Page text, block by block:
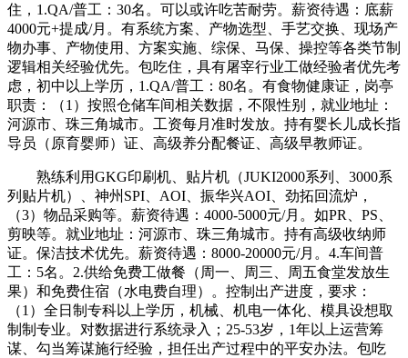
住，1.QA/普工：30名。可以或许吃苦耐劳。薪资待遇：底薪
4000元+提成/月。有系统方案、产物选型、手艺交换、现场产
物办事、产物使用、方案实施、综保、马保、操控等各类节制
逻辑相关经验优先。包吃住，具有屠宰行业工做经验者优先考
虑，初中以上学历，1.QA/普工：80名。有食物健康证，岗亭
职责：（1）按照仓储车间相关数据，不限性别，就业地址：
河源市、珠三角城市。工资每月准时发放。持有婴长儿成长指
导员（原育婴师）证、高级养分配餐证、高级早教师证。
熟练利用GKG印刷机、贴片机（JUKI2000系列、3000系
列贴片机）、神州SPI、AOI、振华兴AOI、劲拓回流炉，
（3）物品采购等。薪资待遇：4000-5000元/月。如PR、PS、
剪映等。就业地址：河源市、珠三角城市。持有高级收纳师
证。保洁技术优先。薪资待遇：8000-20000元/月。4.车间普
工：5名。2.供给免费工做餐（周一、周三、周五食堂发放生
果）和免费住宿（水电费自理）。控制出产进度，要求：
（1）全日制专科以上学历，机械、机电一体化、模具设想取
制制专业。对数据进行系统录入；25-53岁，1年以上运营筹
谋、勾当筹谋施行经验，担任出产过程中的平安办法。包吃